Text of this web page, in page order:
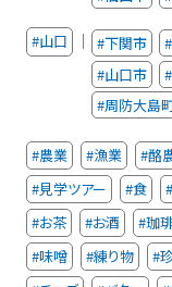
#山口 ｜ #下関市
#山口市
#周防大島
#農業 #漁業 #酪
#見学ツアー
#食
#お茶
#お酒 #珈
#味噌
#練り物 #